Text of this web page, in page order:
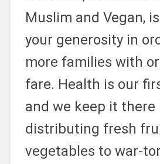
Muslim and Vegan,
your generosity in
more families with
fare. Health is our
and we keep it there
distributing fresh
vegetables to war-